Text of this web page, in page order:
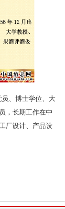
、博士学位、大
，长期工作在中
厂设计、产品设